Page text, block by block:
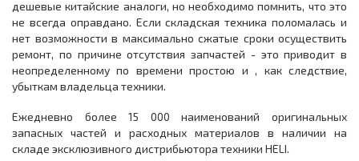
дешевые китайские аналоги, но необходимо помнить, что это
не всегда оправдано. Если складская техника поломалась и
нет возможности в максимально сжатые сроки осуществить
ремонт, по причине отсутствия запчастей - это приводит в
неопределенному по времени простою и , как следствие,
убыткам владельца техники.
Ежедневно более 15 000 наименований оригинальных
запасных частей и расходных материалов в наличии на
складе эксклюзивного дистрибьютора техники HELI.